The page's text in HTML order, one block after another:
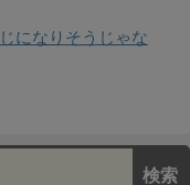
になりそうじゃな